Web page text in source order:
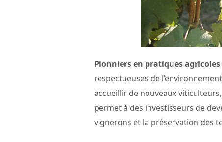
Pionniers en pratiques
respectueuses de
accueillir de nouveaux viticulteurs,
permet à des investisseurs de
vignerons et la préservation des